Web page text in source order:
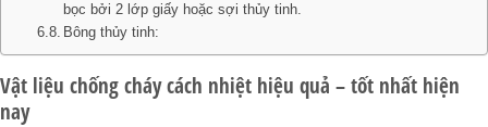
bọc bởi 2 lớp giấy hoặc sợi thủy tinh.
Bông thủy tinh:
Vật liệu chống cháy cách nhiệt hiệu quả – tốt nhất hiện
nay